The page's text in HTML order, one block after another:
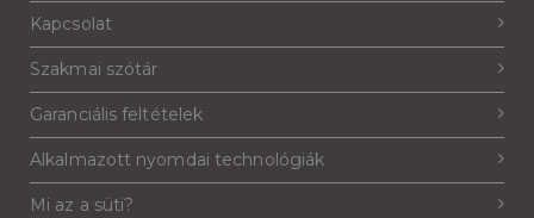
Kapcsolat
Szakmai szótár
Garanciális feltételek
Alkalmazott nyomdai technológiák
Mi az a süti?